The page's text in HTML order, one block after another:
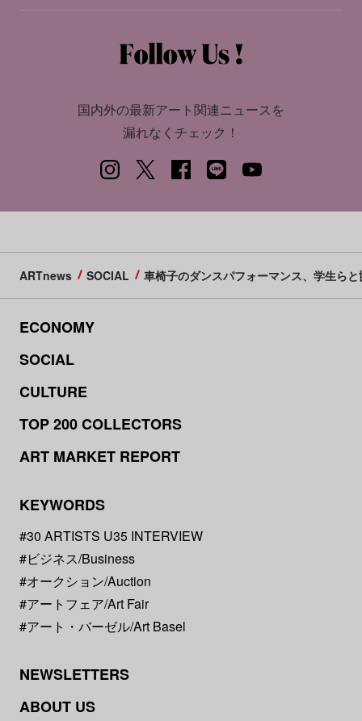
国内外の最新アート関連ニュースを
漏れなくチェック！
ARTnews SOCIAL 車椅子のダンスパフォーマンス、学生ら
ECONOMY
SOCIAL
CULTURE
TOP 200 COLLECTORS
ART MARKET REPORT
KEYWORDS
#30 ARTISTS U35 INTERVIEW
#ビジネス/Business
#オークション/Auction
#アートフェア/Art Fair
#アート・バーゼル/Art Basel
NEWSLETTERS
ABOUT US